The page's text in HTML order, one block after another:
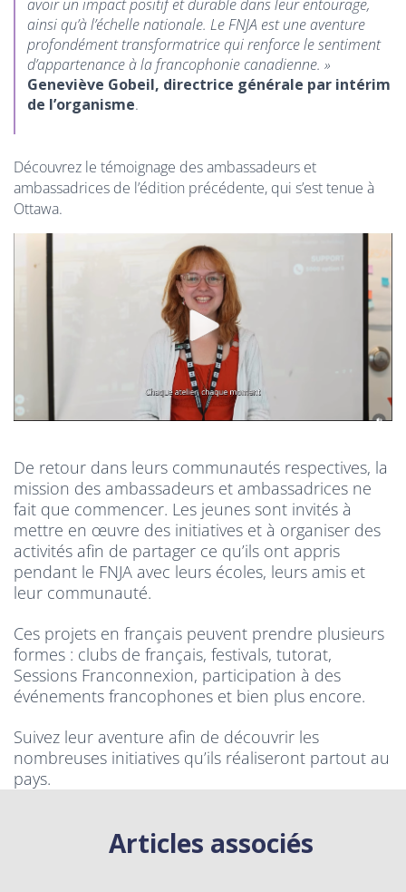
avoir un impact positif et durable dans leur entourage,
ainsi qu’à l’échelle nationale. Le FNJA est une aventure
profondément transformatrice qui renforce le sentiment
d’appartenance à la francophonie canadienne. »
Geneviève Gobeil, directrice générale par intérim
de l’organisme.
Découvrez le témoignage des ambassadeurs et
ambassadrices de l’édition précédente, qui s’est tenue à
Ottawa.
De retour dans leurs communautés respectives, la
mission des ambassadeurs et ambassadrices ne
fait que commencer. Les jeunes sont invités à
mettre en œuvre des initiatives et à organiser des
activités afin de partager ce qu’ils ont appris
pendant le FNJA avec leurs écoles, leurs amis et
leur communauté.
Ces projets en français peuvent prendre plusieurs
formes : clubs de français, festivals, tutorat,
Sessions Franconnexion, participation à des
événements francophones et bien plus encore.
Suivez leur aventure afin de découvrir les
nombreuses initiatives qu’ils réaliseront partout au
pays.
Articles associés